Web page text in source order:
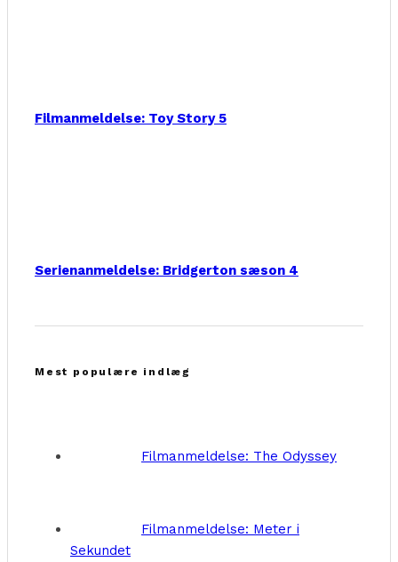
Filmanmeldelse: Toy Story 5
Serienanmeldelse: Bridgerton sæson 4
Mest populære indlæg
Filmanmeldelse: The Odyssey
Filmanmeldelse: Meter i
Sekundet